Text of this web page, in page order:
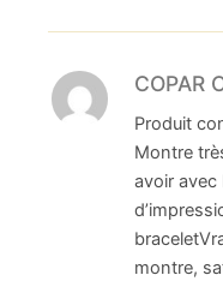
COPAR
Produit
Montre
avoir avec
montre,